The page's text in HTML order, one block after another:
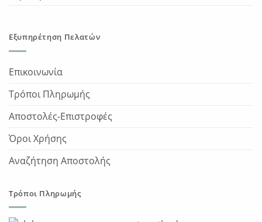
Εξυπηρέτηση Πελατών
Επικοινωνία
Τρόποι Πληρωμής
Αποστολές-Επιστροφές
Όροι Χρήσης
Αναζήτηση Αποστολής
Τρόποι Πληρωμής